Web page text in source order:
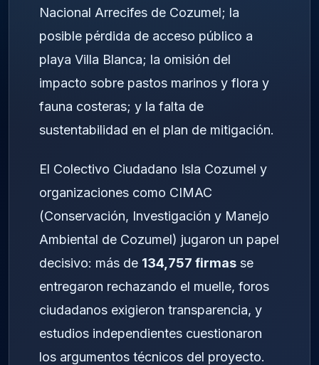
Nacional Arrecifes de Cozumel; la
posible pérdida de acceso público a
playa Villa Blanca; la omisión del
impacto sobre pastos marinos y flora y
fauna costeras; y la falta de
sustentabilidad en el plan de mitigación.
El Colectivo Ciudadano Isla Cozumel y
organizaciones como CIMAC
(Conservación, Investigación y Manejo
Ambiental de Cozumel) jugaron un papel
decisivo: más de 134,757 firmas se
entregaron rechazando el muelle, foros
ciudadanos exigieron transparencia, y
estudios independientes cuestionaron
los argumentos técnicos del proyecto.